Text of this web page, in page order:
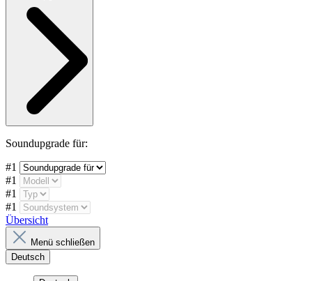
Soundupgrade für:
#1
#1
#1
#1
Übersicht
Menü schließen
Deutsch